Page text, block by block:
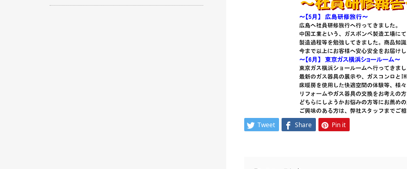
Tweet Share Pin it